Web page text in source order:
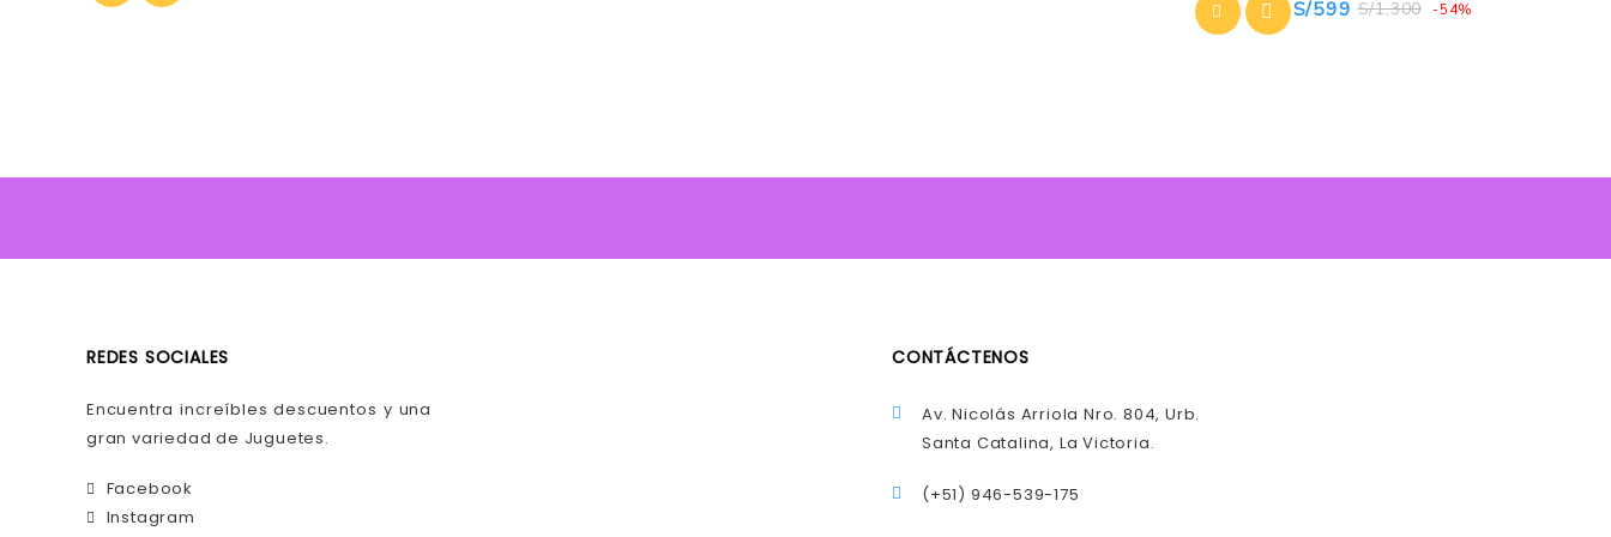
S/1,300
S/599 -54%
REDES SOCIALES
Encuentra increíbles descuentos y una
gran variedad de Juguetes.
Facebook
Instagram
CONTÁCTENOS
Av. Nicolás Arriola Nro. 804, Urb.
Santa Catalina, La Victoria.
(+51) 946-539-175